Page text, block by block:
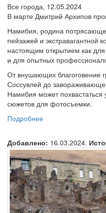
Все города, 12.05.2024
В марте Дмитрий Архипов
Намибия, родина
пейзажей и экстравагантной
настоящим открытием как
и для опытных
От внушающих благоговение
Соссувлей до
Намибия может
сюжетов для фотосъемки.
Подробнее
Добавлено: 16.03.2024.